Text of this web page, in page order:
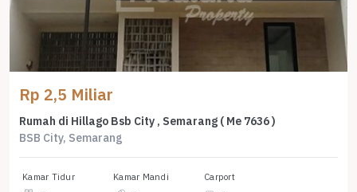
Rp 2,5 Miliar
Rumah di Hillago Bsb City , Semarang ( Me 7636 )
BSB City, Semarang
Kamar Tidur Kamar Mandi Carport